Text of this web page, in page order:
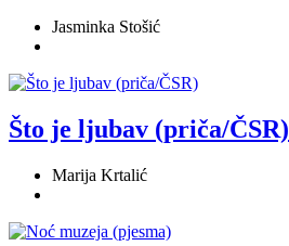
Jasminka Stošić
Što je ljubav (priča/ČSR)
Marija Krtalić